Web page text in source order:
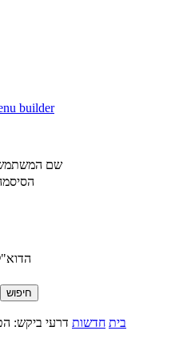
builder
שם
בית חדשות דרעי ביקש: